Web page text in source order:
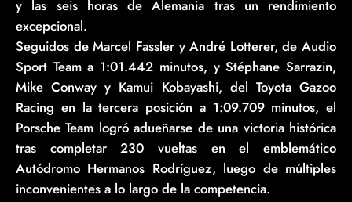
y las seis horas de Alemania tras un rendimiento
excepcional.
Seguidos de Marcel Fassler y André Lotterer, de Audio
Sport Team a 1:01.442 minutos, y Stéphane Sarrazin,
Mike Conway y Kamui Kobayashi, del Toyota Gazoo
Racing en la tercera posición a 1:09.709 minutos, el
Porsche Team logró adueñarse de una victoria histórica
tras completar 230 vueltas en el emblemático
Autódromo Hermanos Rodríguez, luego de múltiples
inconvenientes a lo largo de la competencia.